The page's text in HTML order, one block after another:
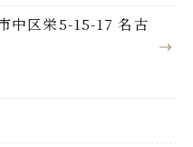
中区栄5-15-17 名古